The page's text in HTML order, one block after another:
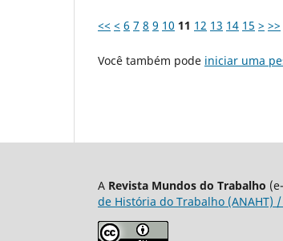
<< < 6 7 8 9 10 11 12 13 14 15 > >>
Você também pode iniciar uma
A Revista Mundos do Trabalho
de História do Trabalho (ANAHT)